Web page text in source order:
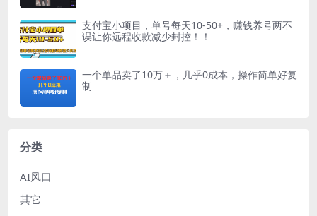
支付宝小项目，单号每天10-50+，赚钱养号两不
误让你远程收款减少封控！！
一个单品卖了10万＋，几乎0成本，操作简单好复
制
分类
AI风口
其它